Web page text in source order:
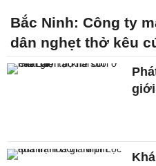
Bắc Ninh: Công ty
dân nghẹt thở kêu
giới